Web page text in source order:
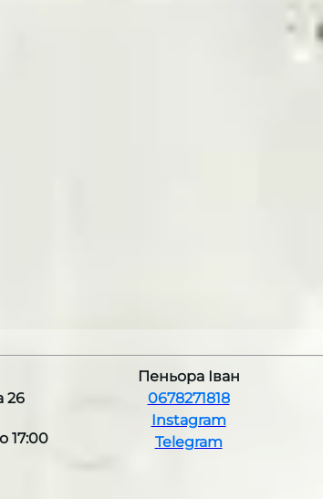
26
17:00
Пеньора Іван
0678271818
Instagram
Telegram